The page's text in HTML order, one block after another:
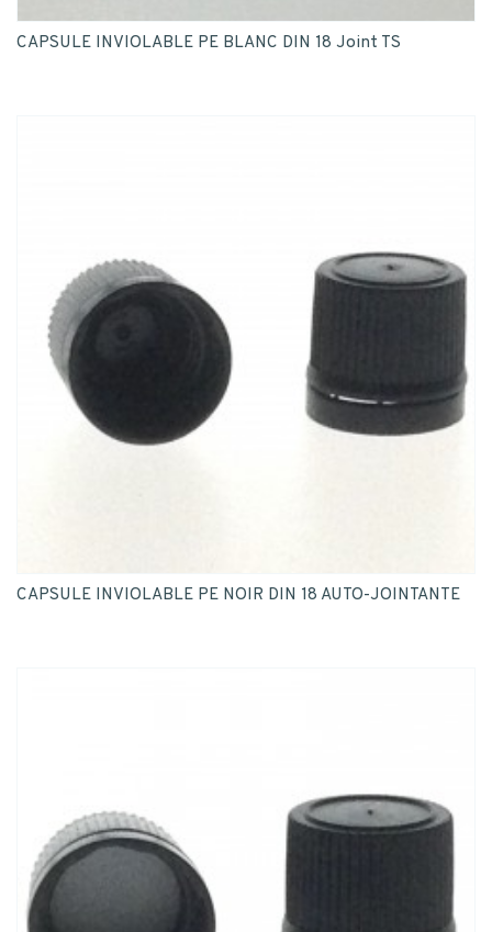
CAPSULE INVIOLABLE PE BLANC DIN 18 Joint TS
CAPSULE INVIOLABLE PE NOIR DIN 18 AUTO-JOINTANTE